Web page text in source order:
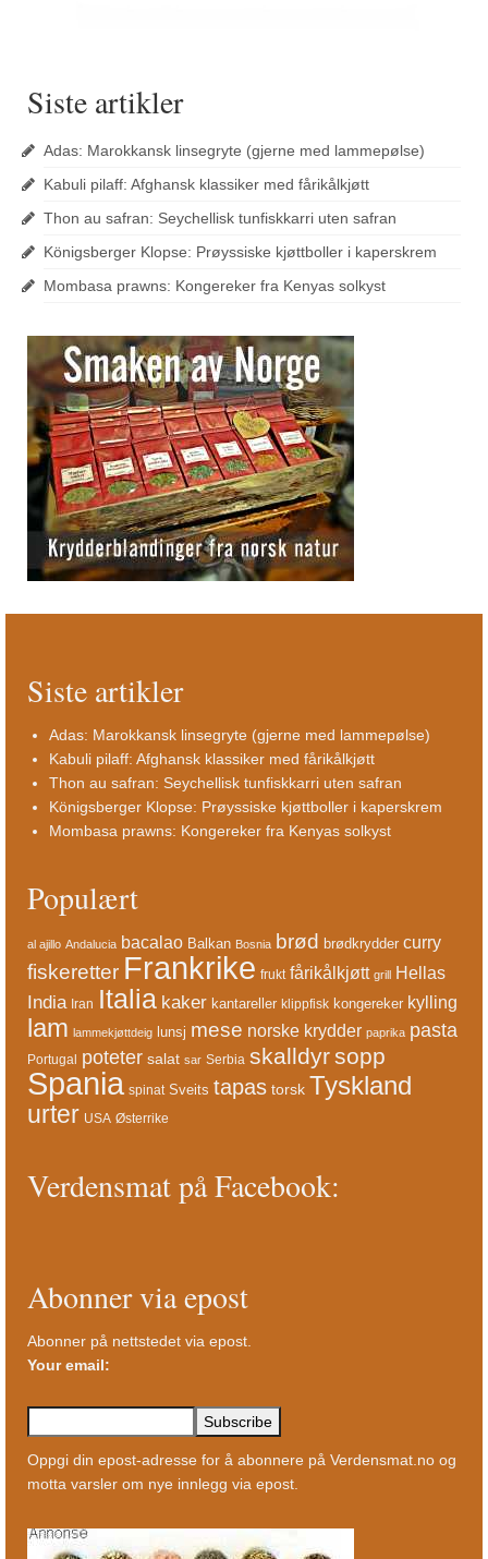
Siste artikler
Adas: Marokkansk linsegryte (gjerne med lammepølse)
Kabuli pilaff: Afghansk klassiker med fårikålkjøtt
Thon au safran: Seychellisk tunfiskkarri uten safran
Königsberger Klopse: Prøyssiske kjøttboller i kaperskrem
Mombasa prawns: Kongereker fra Kenyas solkyst
Siste artikler
Adas: Marokkansk linsegryte (gjerne med lammepølse)
Kabuli pilaff: Afghansk klassiker med fårikålkjøtt
Thon au safran: Seychellisk tunfiskkarri uten safran
Königsberger Klopse: Prøyssiske kjøttboller i kaperskrem
Mombasa prawns: Kongereker fra Kenyas solkyst
Populært
al ajillo Andalucia bacalao Balkan Bosnia brød brødkrydder curry
fiskeretter Frankrike frukt fårikålkjøtt grill Hellas
India Iran Italia kaker kantareller klippfisk kongereker kylling
lam lammekjøttdeig lunsj mese norske krydder paprika pasta
Portugal poteter salat sar Serbia skalldyrsopp
Spania spinat Sveits tapas torsk Tyskland
urter USA Østerrike
Verdensmat på Facebook:
Abonner via epost
Abonner på nettstedet via epost.
Your email:
Oppgi din epost-adresse for å abonnere på Verdensmat.no og
motta varsler om nye innlegg via epost.